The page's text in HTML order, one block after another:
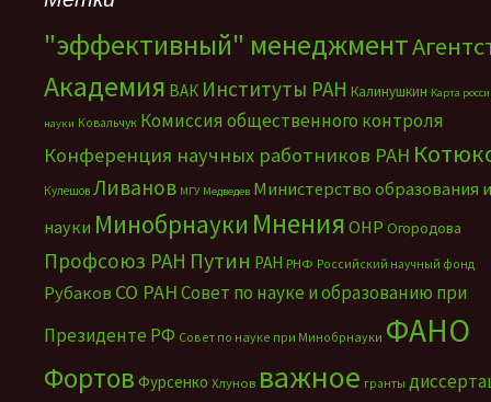
"эффективный" менеджмент
Академия ВАК Институты РАН Калинушкин Карта
науки Ковальчук Комиссия общественного контроля
Конференция научных работников РАН
Кулешов Ливанов МГУ Медведев Министерство образования и
науки Минобрнауки Мнения ОНР Огородова
Профсоюз РАН Путин РАН РНФ Российский научный фонд
Рубаков СО РАНСовет по науке и образованию при
Президенте РФ Совет по науке при Минобрнауки ФАНО
Фортов Фурсенко Хлунов важное гранты